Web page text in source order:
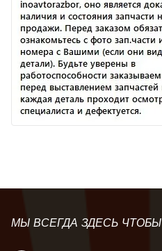
МЫ ВСЕГДА ЗДЕСЬ